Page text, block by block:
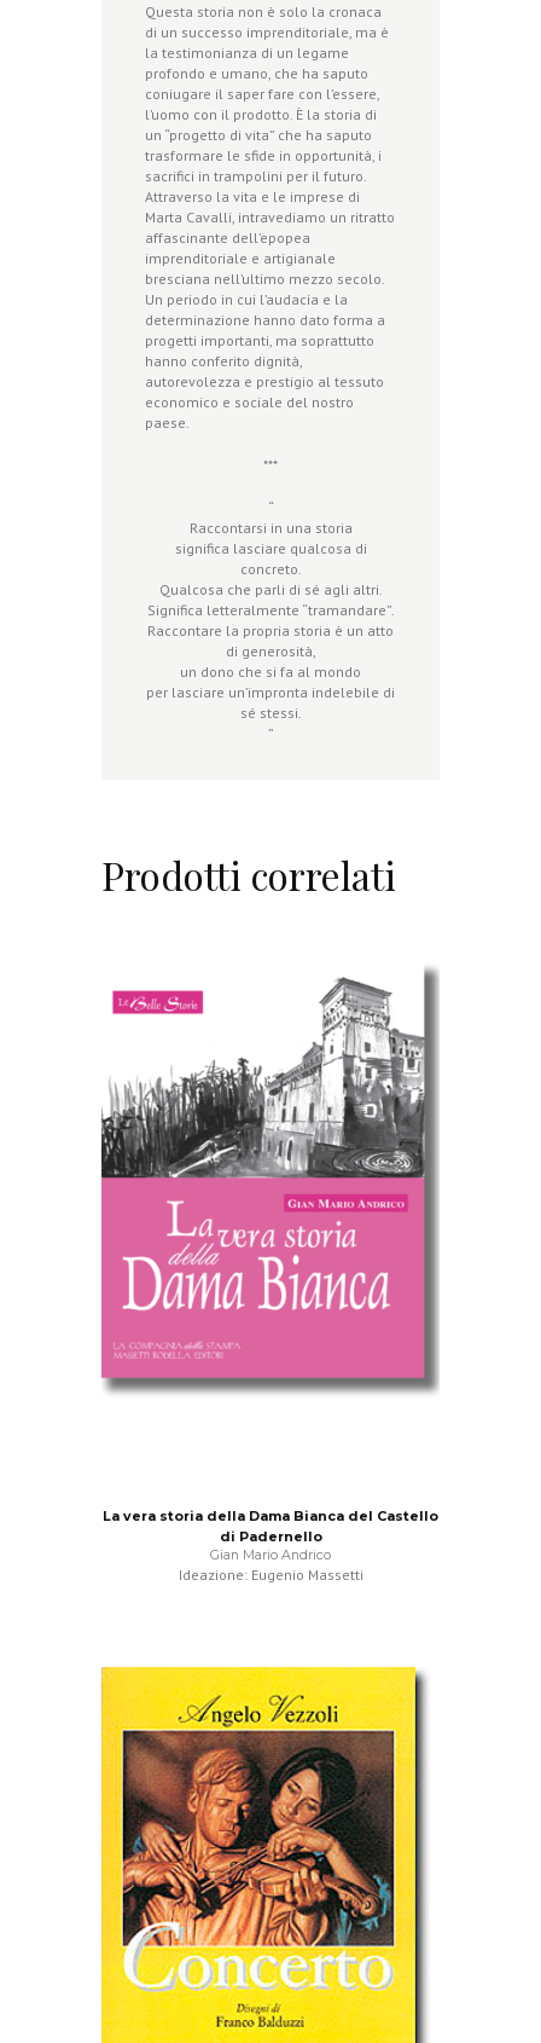
Questa storia non è solo la cronaca
di un successo imprenditoriale, ma è
la testimonianza di un legame
profondo e umano, che ha saputo
coniugare il saper fare con l’essere,
l’uomo con il prodotto. È la storia di
un “progetto di vita” che ha saputo
trasformare le sfide in opportunità, i
sacrifici in trampolini per il futuro.
Attraverso la vita e le imprese di
Marta Cavalli, intravediamo un ritratto
affascinante dell’epopea
imprenditoriale e artigianale
bresciana nell’ultimo mezzo secolo.
Un periodo in cui l’audacia e la
determinazione hanno dato forma a
progetti importanti, ma soprattutto
hanno conferito dignità,
autorevolezza e prestigio al tessuto
economico e sociale del nostro
paese.
***
“
Raccontarsi in una storia
significa lasciare qualcosa di
concreto.
Qualcosa che parli di sé agli altri.
Significa letteralmente “tramandare”.
Raccontare la propria storia è un atto
di generosità,
un dono che si fa al mondo
per lasciare un’impronta indelebile di
sé stessi.
”
Prodotti correlati
La vera storia della Dama Bianca del Castello
di Padernello
Gian Mario Andrico
Ideazione: Eugenio Massetti